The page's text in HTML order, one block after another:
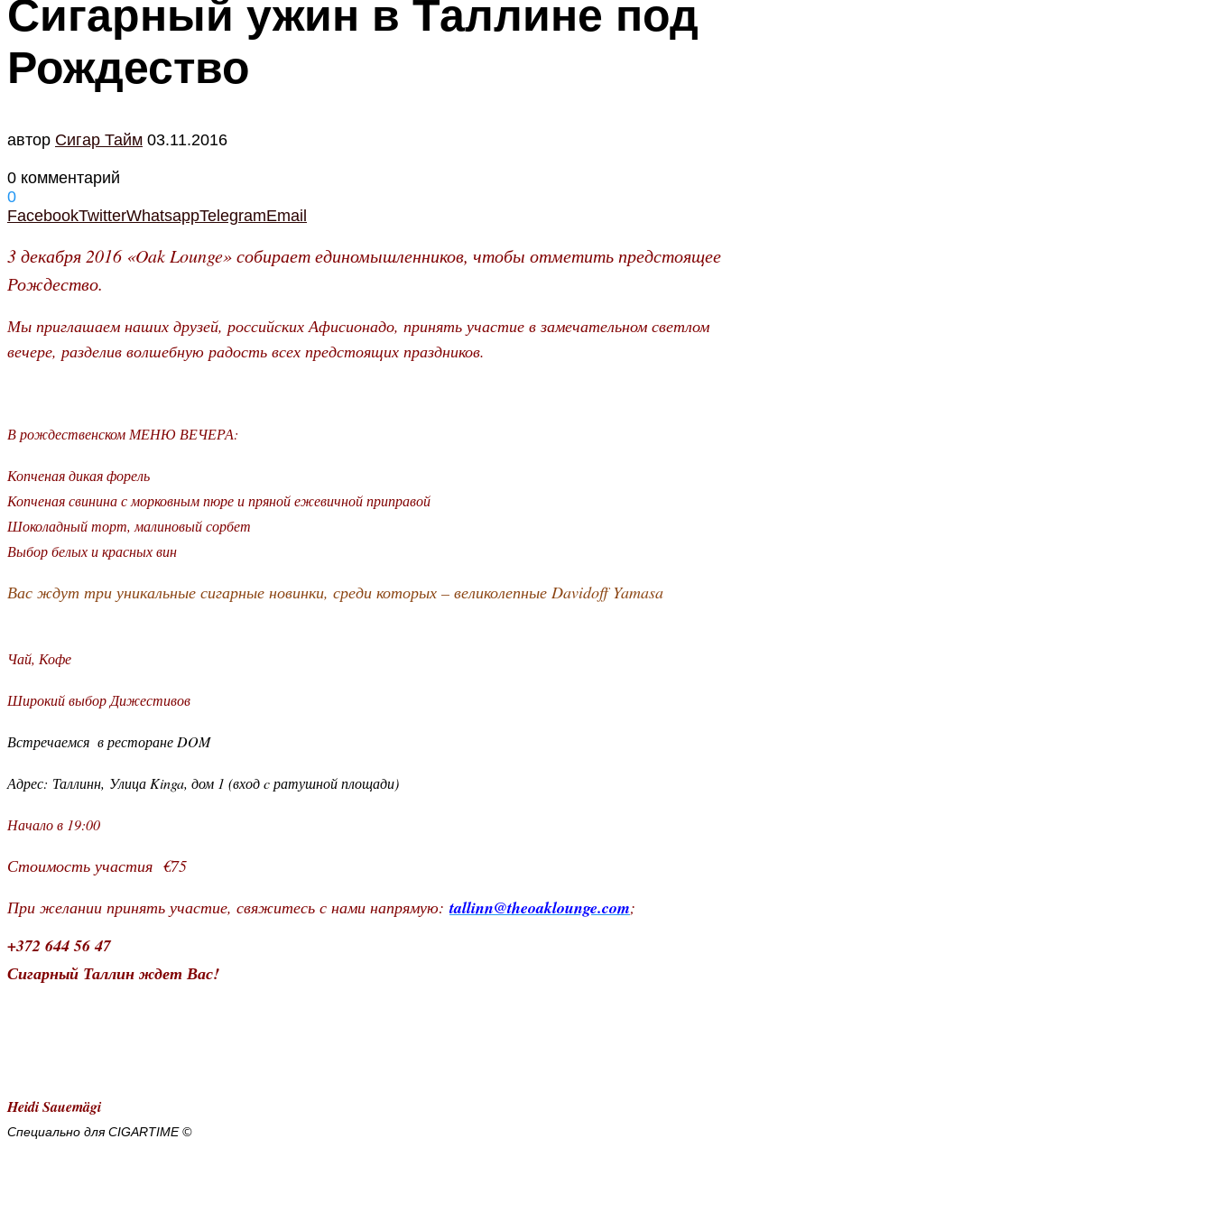
Сигарный ужин в Таллине под
Рождество
автор Cигар Тайм 03.11.2016
0 комментарий
0
FacebookTwitterWhatsappTelegramEmail
3 декабря 2016 «Oak Lounge» собирает единомышленников, чтобы отметить предстоящее
Рождество.
Мы приглашаем наших друзей, российских Афисионадо, принять участие в замечательном светлом
вечере, разделив волшебную радость всех предстоящих праздников.
В рождественском МЕНЮ ВЕЧЕРА:
Копченая дикая форель
Копченая свинина с морковным пюре и пряной ежевичной приправой
Шоколадный торт, малиновый сорбет
Выбор белых и красных вин
Вас ждут три уникальные сигарные новинки, среди которых – великолепные Davidoff Yamasa
Чай, Кофе
Широкий выбор Дижестивов
Встречаемся в ресторане DOM
Адрес: Таллинн, Улица Kinga, дом 1 (вход c ратушной площади)
Начало в 19:00
Стоимость участия €75
При желании принять участие, свяжитесь с нами напрямую:tallinn@theoaklounge.com;
+372 644 56 47
Сигарный Таллин ждет Вас!
Heidi Sauemägi
Специально для CIGARTIME©